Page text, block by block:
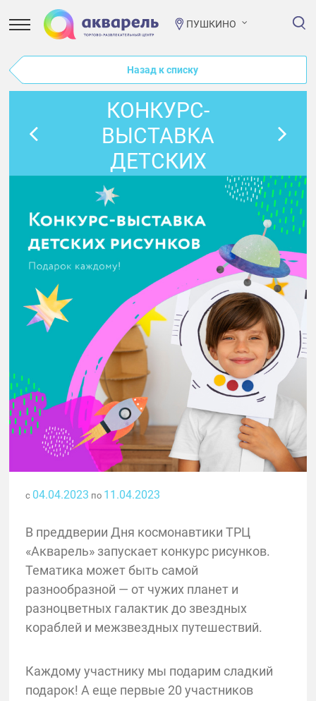
ПУШКИНО
Назад к списку
КОНКУРС-
ВЫСТАВКА
ДЕТСКИХ
РИСУНКОВ В
ЧЕСТЬ ДНЯ
КОСМОНАВТИКИ!
с 04.04.2023 по 11.04.2023
В преддверии Дня космонавтики ТРЦ
«Акварель» запускает конкурс рисунков.
Тематика может быть самой
разнообразной — от чужих планет и
разноцветных галактик до звездных
кораблей и межзвездных путешествий.
Каждому участнику мы подарим сладкий
подарок! А еще первые 20 участников